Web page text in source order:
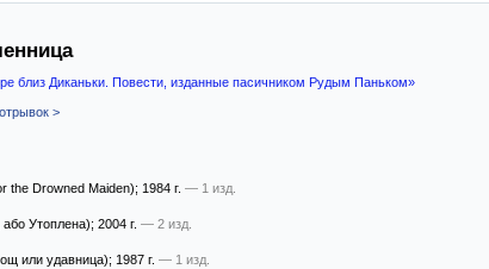
близ Диканьки. Повести, изданные пасичником Рудым Паньком»
>
the Drowned Maiden); 1984 г. — 1 изд.
або Утоплена); 2004 г. — 2 изд.
или удавница); 1987 г. — 1 изд.